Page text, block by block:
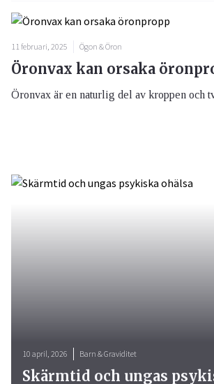
11 februari, 2025 Ögon & Öron
Öronvax kan orsaka
Öronvax är en naturlig del av kroppen och
10 april, 2026 Barn & Graviditet
Skärmtid och ungas